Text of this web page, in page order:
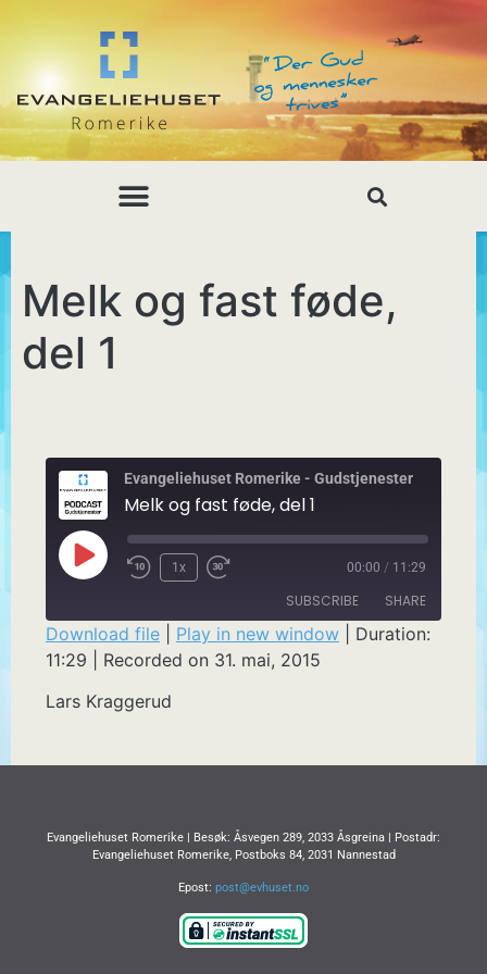
Melk og fast føde,
del 1
Evangeliehuset Romerike - Gudstjenester
Melk og fast føde, del 1
1x 00:00 / 11:29
SUBSCRIBE SHARE
SHARE
LINK
Download file Play in new window
Duration:
11:29
Recorded on 31. mai, 2015
Lars Kraggerud
Evangeliehuset Romerike | Besøk: Åsvegen 289, 2033 Åsgreina | Postadr:
Evangeliehuset Romerike, Postboks 84, 2031 Nannestad
Epost: post@evhuset.no